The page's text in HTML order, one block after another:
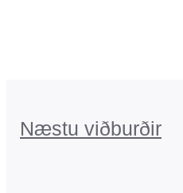
Næstu viðburðir